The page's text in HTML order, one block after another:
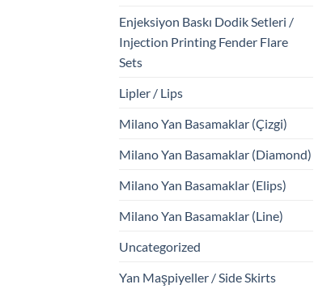
Enjeksiyon Baskı Dodik Setleri /
Injection Printing Fender Flare
Sets
Lipler / Lips
Milano Yan Basamaklar (Çizgi)
Milano Yan Basamaklar (Diamond)
Milano Yan Basamaklar (Elips)
Milano Yan Basamaklar (Line)
Uncategorized
Yan Maşpiyeller / Side Skirts